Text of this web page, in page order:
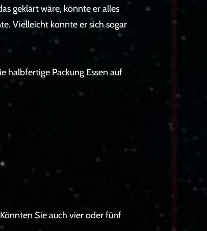
geklärt wäre, könnte er alles
Vielleicht konnte er sich sogar
halbfertige Packung Essen auf
Sie auch vier oder fünf